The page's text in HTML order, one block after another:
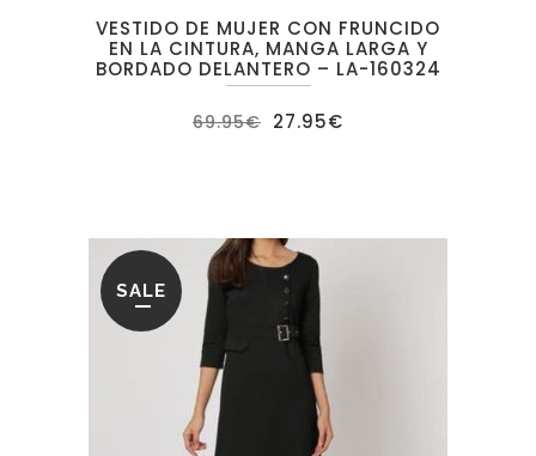
VESTIDO DE MUJER CON FRUNCIDO
EN LA CINTURA, MANGA LARGA Y
BORDADO DELANTERO – LA-160324
69.95€ El
precio
27.95€
SALE